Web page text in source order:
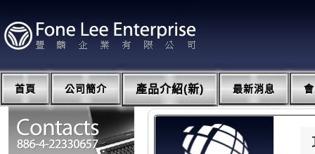
首頁 公司簡介 產品介紹(新) 最新消息